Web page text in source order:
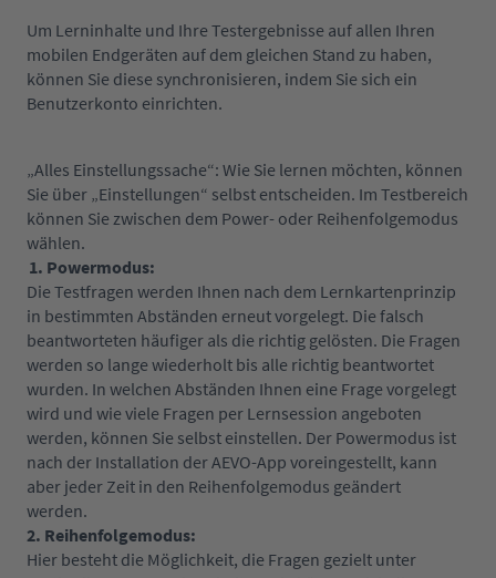
Um Lerninhalte und Ihre Testergebnisse auf allen Ihren
mobilen Endgeräten auf dem gleichen Stand zu haben,
können Sie diese synchronisieren, indem Sie sich ein
Benutzerkonto einrichten.
„Alles Einstellungssache“: Wie Sie lernen möchten, können
Sie über „Einstellungen“ selbst entscheiden. Im Testbereich
können Sie zwischen dem Power- oder Reihenfolgemodus
wählen.
1. Powermodus:
Die Testfragen werden Ihnen nach dem Lernkartenprinzip
in bestimmten Abständen erneut vorgelegt. Die falsch
beantworteten häufiger als die richtig gelösten. Die Fragen
werden so lange wiederholt bis alle richtig beantwortet
wurden. In welchen Abständen Ihnen eine Frage vorgelegt
wird und wie viele Fragen per Lernsession angeboten
werden, können Sie selbst einstellen. Der Powermodus ist
nach der Installation der AEVO-App voreingestellt, kann
aber jeder Zeit in den Reihenfolgemodus geändert
werden.
2. Reihenfolgemodus:
Hier besteht die Möglichkeit, die Fragen gezielt unter